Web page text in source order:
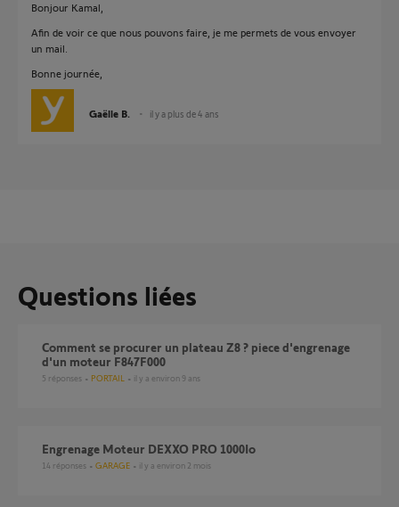
Bonjour Kamal,
Afin de voir ce que nous pouvons faire, je me permets de vous envoyer
un mail.
Bonne journée,
Gaëlle B. il y a plus de 4 ans
Questions liées
comment se procurer un plateau Z8 ? piece d'engrenage
d'un moteur F847F000
5 réponses PORTAIL il y a environ 9 ans
Engrenage Moteur DEXXO PRO 1000Io
14 réponses GARAGE il y a environ 2 mois